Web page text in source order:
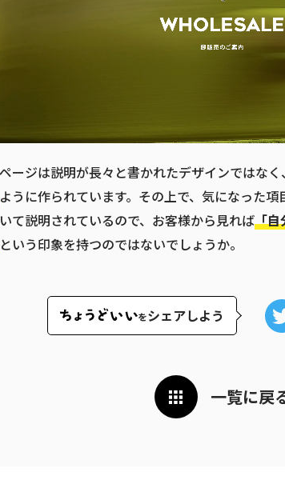
ージは説明が長々と書かれたデザインではな
ように作られています。その上で、気になった
て説明されているので、お客様から見れば「自
という印象を持つのではないでしょうか。
をシェアしよう
一覧に戻